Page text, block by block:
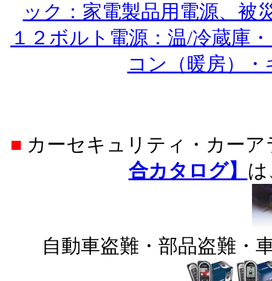
ック：家電製品用電源、被
１２ボルト電源：温/冷蔵庫
コン（暖房）
■ カーセキュリティ・カー
合カタログ】
自動車盗難・部品盗難・